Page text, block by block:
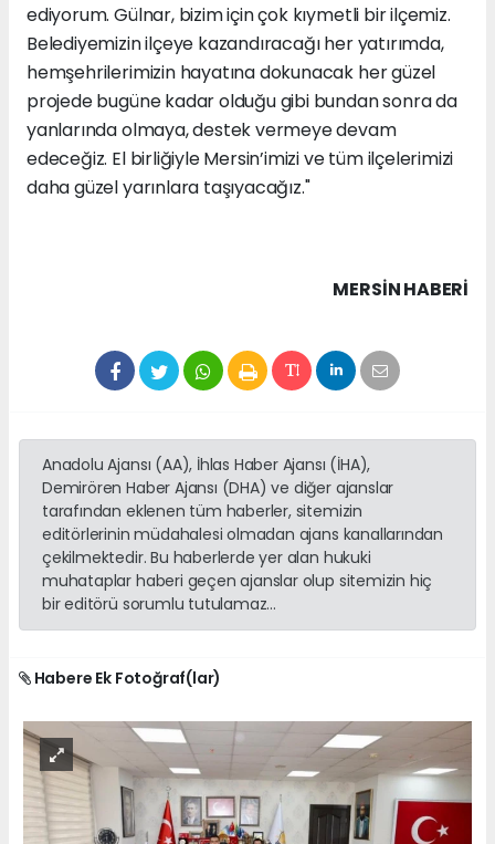
ediyorum. Gülnar, bizim için çok kıymetli bir ilçemiz.
Belediyemizin ilçeye kazandıracağı her yatırımda,
hemşehrilerimizin hayatına dokunacak her güzel
projede bugüne kadar olduğu gibi bundan sonra da
yanlarında olmaya, destek vermeye devam
edeceğiz. El birliğiyle Mersin’imizi ve tüm ilçelerimizi
daha güzel yarınlara taşıyacağız."
MERSIN HABERİ
Anadolu Ajansı (AA), İhlas Haber Ajansı (İHA),
Demirören Haber Ajansı (DHA) ve diğer ajanslar
tarafından eklenen tüm haberler, sitemizin
editörlerinin müdahalesi olmadan ajans kanallarından
çekilmektedir. Bu haberlerde yer alan hukuki
muhataplar haberi geçen ajanslar olup sitemizin hiç
bir editörü sorumlu tutulamaz...
Habere Ek Fotoğraf(lar)